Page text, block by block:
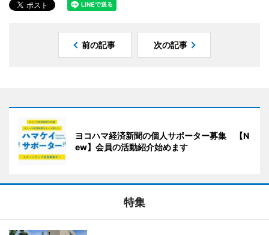
前の記事 次の記事
ヨコハマ経済新聞の個人サポーター募集 【N
ew】会員の活動紹介始めます
特集